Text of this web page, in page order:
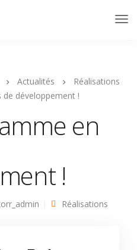
Actualités
Réalisations
développement !
en
!
Réalisations